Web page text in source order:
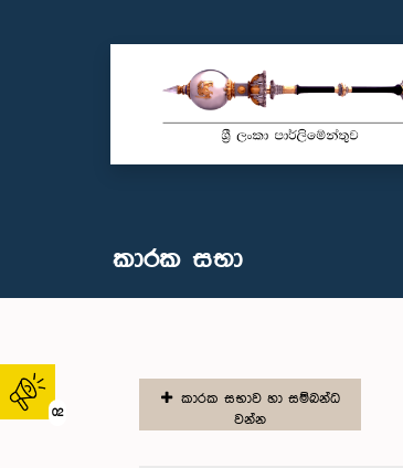
02
කාරක සභා
කාරක සභාව හා සම්බන්ධ
වන්න